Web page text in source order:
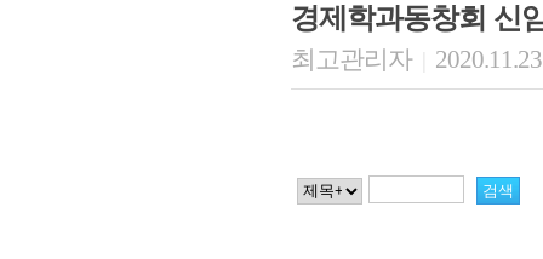
경제학과동창회 신
최고관리자